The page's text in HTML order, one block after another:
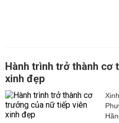
Hành trình trở thành cơ
xinh đẹp